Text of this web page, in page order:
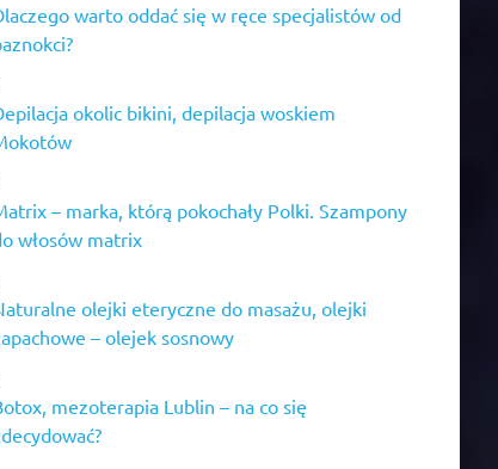
warto oddać się w ręce specjalistów od
okolic bikini, depilacja woskiem
– marka, którą pokochały Polki. Szampony
włosów matrix
olejki eteryczne do masażu, olejki
– olejek sosnowy
mezoterapia Lublin – na co się